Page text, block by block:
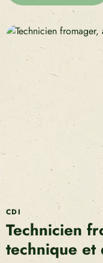
CDI
Technicien
technique